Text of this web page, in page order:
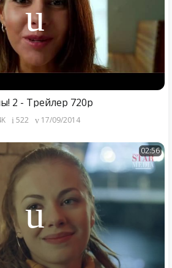
2 - Трейлер 720p
522 17/09/2014
02:56